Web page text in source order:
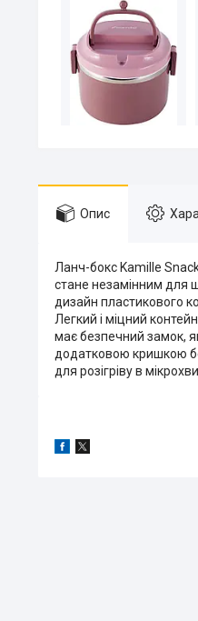
Опис
Ланч-бокс Kamille
стане незамінним для
дизайн пластикового
Легкий і міцний
має безпечний замок,
додатковою кришкою
для розігріву в